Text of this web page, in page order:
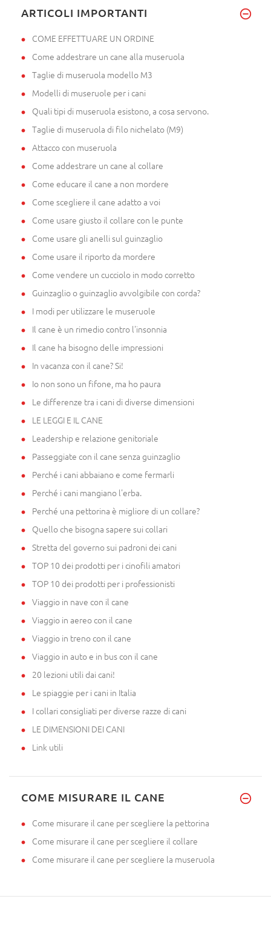
ARTICOLI IMPORTANTI
COME EFFETTUARE UN ORDINE
Come addestrare un cane alla museruola
Taglie di museruola modello M3
Modelli di museruole per i cani
Quali tipi di museruola esistono, a cosa servono.
Taglie di museruola di filo nichelato (M9)
Attacco con museruola
Come addestrare un cane al collare
Come educare il cane a non mordere
Come scegliere il cane adatto a voi
Come usare giusto il collare con le punte
Come usare gli anelli sul guinzaglio
Come usare il riporto da mordere
Come vendere un cucciolo in modo corretto
Guinzaglio o guinzaglio avvolgibile con corda?
I modi per utilizzare le museruole
Il cane è un rimedio contro l'insonnia
Il cane ha bisogno delle impressioni
In vacanza con il cane? Si!
Io non sono un fifone, ma ho paura
Le differenze tra i cani di diverse dimensioni
LE LEGGI E IL CANE
Leadership e relazione genitoriale
Passeggiate con il cane senza guinzaglio
Perché i cani abbaiano e come fermarli
Perché i cani mangiano l'erba.
Perché una pettorina è migliore di un collare?
Quello che bisogna sapere sui collari
Stretta del governo sui padroni dei cani
TOP 10 dei prodotti per i cinofili amatori
TOP 10 dei prodotti per i professionisti
Viaggio in nave con il cane
Viaggio in aereo con il cane
Viaggio in treno con il cane
Viaggio in auto e in bus con il cane
20 lezioni utili dai cani!
Le spiaggie per i cani in Italia
I collari consigliati per diverse razze di cani
LE DIMENSIONI DEI CANI
Link utili
COME MISURARE IL CANE
Come misurare il cane per scegliere la pettorina
Come misurare il cane per scegliere il collare
Come misurare il cane per scegliere la museruola